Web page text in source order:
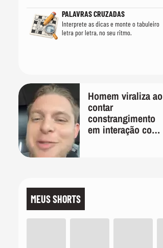
PALAVRAS CRUZADAS
Interprete as dicas e monte o tabuleiro
letra por letra, no seu ritmo.
Homem viraliza ao
contar
constrangimento
em interação com
MEUS SHORTS